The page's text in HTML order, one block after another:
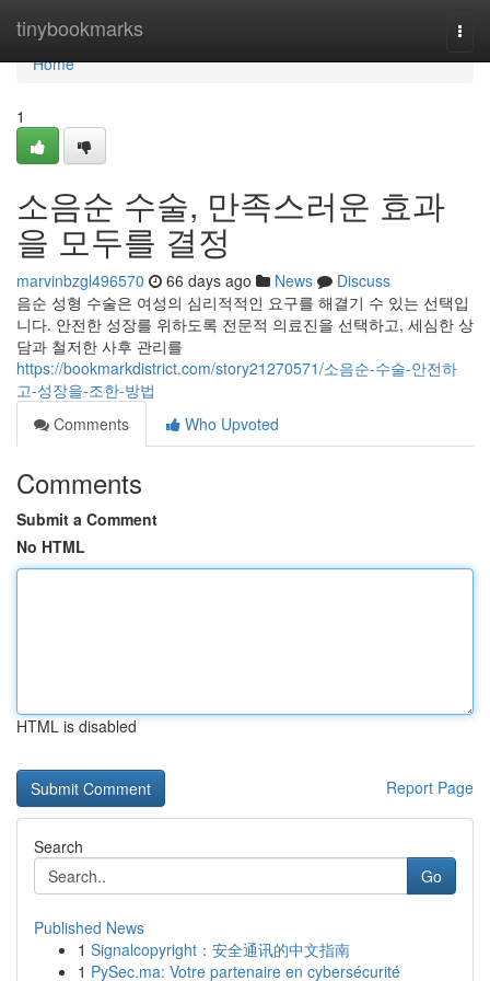
tinybookmarks
Home
Home
1
소음순 수술, 만족스러운 효과
을 모두를 결정
marvinbzgl496570 66 days ago News
Discuss
음순 성형 수술은 여성의 심리적적인 요구를 해결기 수 있는 선택입
니다. 안전한 성장를 위하도록 전문적 의료진을 선택하고, 세심한 상
담과 철저한 사후 관리를
https://bookmarkdistrict.com/story21270571/소음순-수술-안전하
고-성장을-조한-방법
Comments
Who Upvoted
Comments
Submit a Comment
No HTML
HTML is disabled
Report Page
Search
Go
Published News
1 Signalcopyright：安全通讯的中文指南
1 PySec.ma: Votre partenaire en cybersécurité